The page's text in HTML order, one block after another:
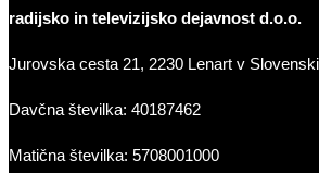
radijsko in televizijsko dejavnost d.o.o.
Jurovska cesta 21, 2230 Lenart v
Davčna številka: 40187462
Matična številka: 5708001000